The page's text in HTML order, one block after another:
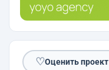
♡Оценить проект